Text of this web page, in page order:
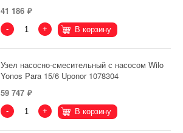
41 186
- + В корзину
Узел насосно-смесительный с насосом Wilo
Yonos Para 15/6 Uponor 1078304
59 747
- + В корзину